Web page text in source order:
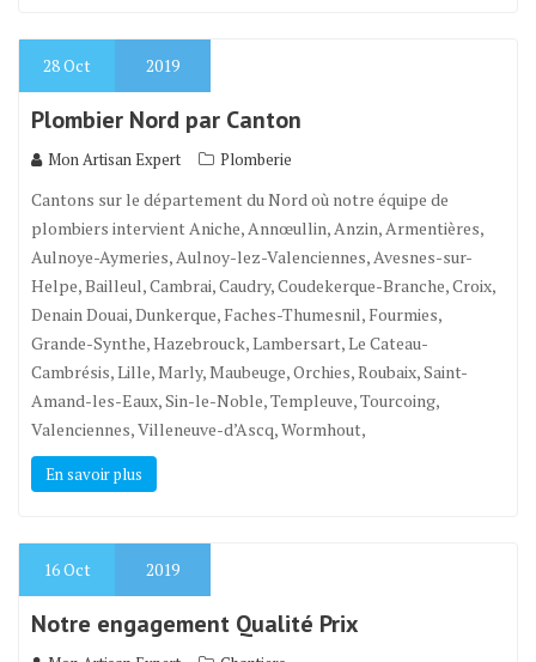
28Oct 2019
Plombier Nord par Canton
Mon Artisan Expert Plomberie
Cantons sur le département du Nord où notre équipe de
plombiers intervient Aniche, Annœullin, Anzin, Armentières,
Aulnoye-Aymeries, Aulnoy-lez-Valenciennes, Avesnes-sur-
Helpe, Bailleul, Cambrai, Caudry, Coudekerque-Branche, Croix,
Denain Douai, Dunkerque, Faches-Thumesnil, Fourmies,
Grande-Synthe, Hazebrouck, Lambersart, Le Cateau-
Cambrésis, Lille, Marly, Maubeuge, Orchies, Roubaix, Saint-
Amand-les-Eaux, Sin-le-Noble, Templeuve, Tourcoing,
Valenciennes, Villeneuve-d’Ascq, Wormhout,
En savoir plus
16Oct 2019
Notre engagement Qualité Prix